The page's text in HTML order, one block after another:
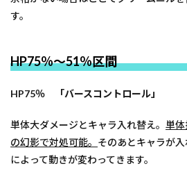
す。
HP75％～51％区間
HP75％ 「バースコントロール」
単体大ダメージとキャラ入れ替え。 単体
の幻影で対処可能。 そのあとキャラが
によって動きが変わってきます。